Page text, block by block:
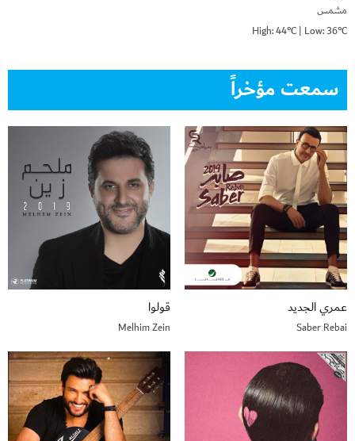
مشمس
High: 44°C | Low: 36°C
سمعت مؤخراً
عمري الجديد
Saber Rebai
قولوا
Melhim Zein